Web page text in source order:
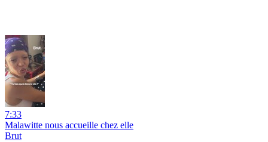
7:33
Malawitte nous accueille chez elle
Brut